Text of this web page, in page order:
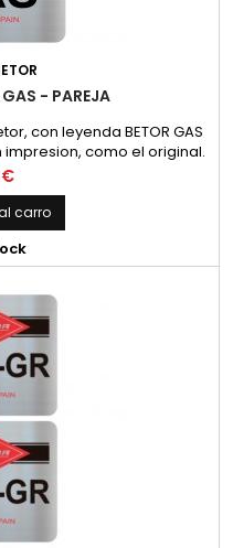
- PAREJA
con leyenda BETOR GAS
como el original.
carro